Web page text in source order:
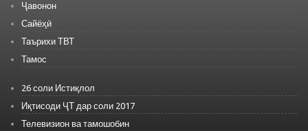
Ҷавонон
Сайёҳӣ
Таърихи ТВТ
Тамос
26 соли Истиқлол
Иқтисоди ҶТ дар соли 2017
Телевизион ва тамошобин